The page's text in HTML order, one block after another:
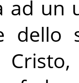
ad un